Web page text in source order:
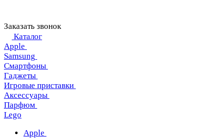
Заказать звонок
Каталог
Apple
Samsung
Смартфоны
Гаджеты
Игровые приставки
Аксессуары
Парфюм
Lego
Apple